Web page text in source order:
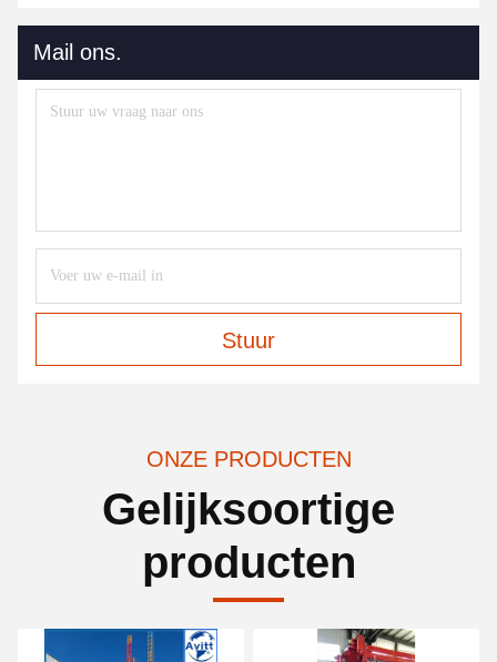
Mail ons.
Stuur
ONZE PRODUCTEN
Gelijksoortige
producten